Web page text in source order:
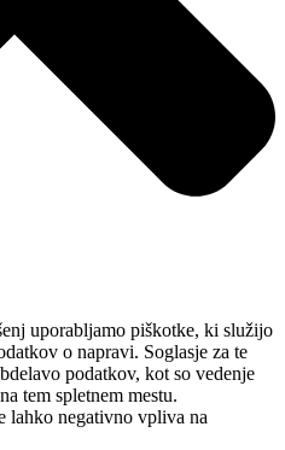
uporabljamo piškotke, ki služijo
o napravi. Soglasje za te
podatkov, kot so vedenje
tem spletnem mestu.
negativno vpliva na